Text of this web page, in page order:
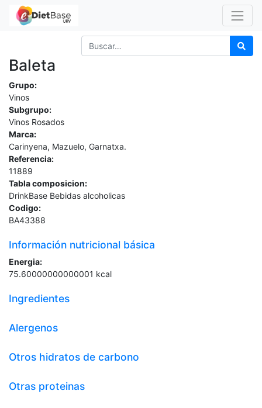
Baleta
Grupo:
Vinos
Subgrupo:
Vinos Rosados
Marca:
Carinyena, Mazuelo, Garnatxa.
Referencia:
11889
Tabla composicion:
DrinkBase Bebidas alcoholicas
Codigo:
BA43388
Información nutricional básica
Energia:
75.60000000000001 kcal
Ingredientes
Alergenos
Otros hidratos de carbono
Otras proteinas